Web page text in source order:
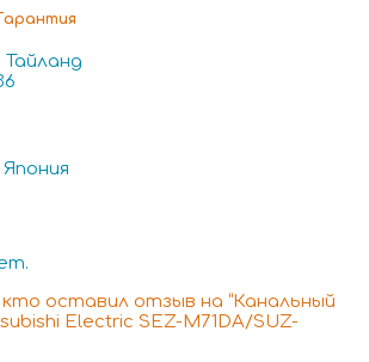
оставил отзыв на “Канальный
Electric SEZ-M71DA/SUZ-